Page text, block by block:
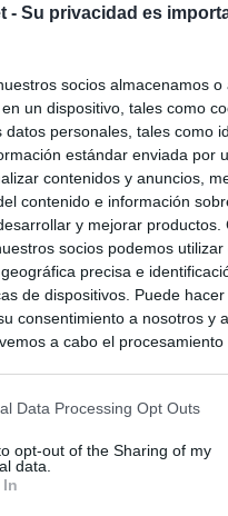
- Su privacidad es
socios almacenamos o
un dispositivo, tales como
datos personales, tales como
estándar enviada por
contenidos y anuncios,
contenido e información
y mejorar productos.
socios podemos
precisa e
de dispositivos. Puede hacer
consentimiento a nosotros y
a cabo el
Tenga en cuenta
pero usted tiene el
procesamiento. Sus
Data Processing Opt Outs
opt-out of the Sharing of my
data.